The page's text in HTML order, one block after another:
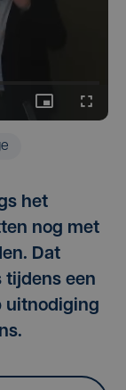
het
nog met
Dat
tijdens een
uitnodiging